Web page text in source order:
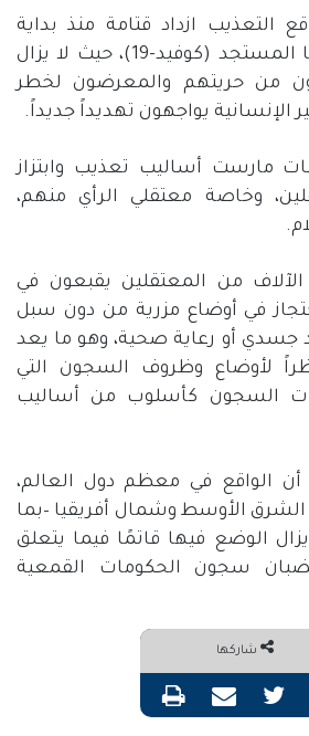
التعذيب ازداد قتامة منذ بداية
تفشي فيروس كورونا المستجد (كوفيد-19)، حيث لا يزال
من حريتهم والمعرضون لخطر
الإنسانية يواجهون تهديداً جديداً.
مارست أساليب تعذيب وابتزاز
وخاصة معتقلي الرأي منهم،
من المعتقلين يقبعون في
في أوضاع مزرية من دون سبل
جسدي أو رعاية صحية، وهو ما يعد
لأوضاع وظروف السجون التي
السجون كأسلوب من أساليب
أن الواقع في معظم دول العالم،
الأوسط وشمال أفريقيا –بما
الوضع فيها قاتمًا فيما يتعلق
سجون الحكومات القمعية
شاركها
فيسبوك تويتر مشاركة عبر البريد طباعة